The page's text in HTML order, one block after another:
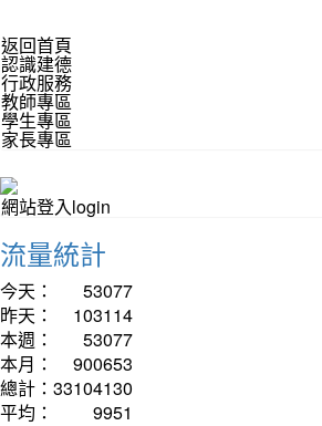
返回首頁
認識建德
行政服務
教師專區
學生專區
家長專區
網站登入login
流量統計
今天：
53077
昨天：
103114
本週：
53077
本月：
900653
總計： 33104130
平均：
9951